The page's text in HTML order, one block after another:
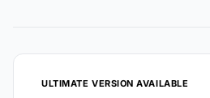
ULTIMATE VERSION AVAILABLE